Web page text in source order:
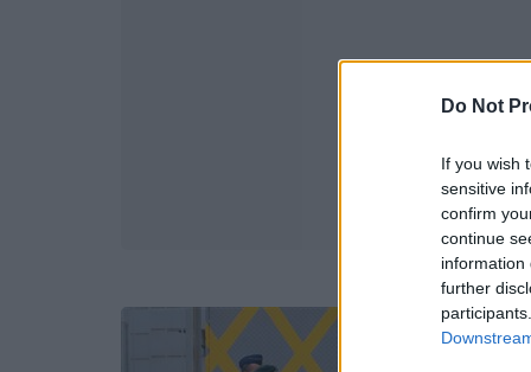
Do Not
If you wish
sensitive
confirm
continue
information
further